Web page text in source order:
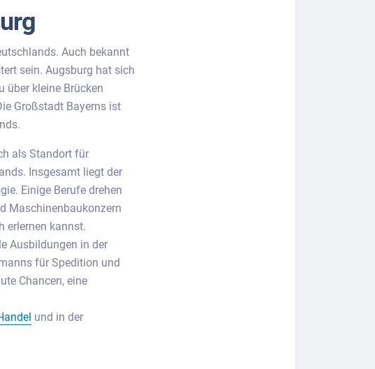
Auch bekannt
sein. Augsburg hat sich
über kleine Brücken
Großstadt Bayerns ist
als Standort für
Insgesamt liegt der
Einige Berufe drehen
Maschinenbaukonzern
erlernen kannst.
Ausbildungen in der
für Spedition und
Chancen, eine
und in der